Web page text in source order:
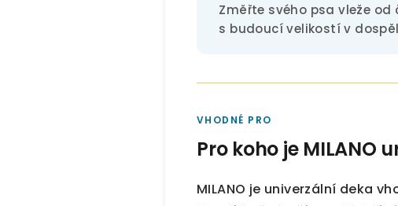
Změřte svého psa vleže
s budoucí velikostí v
VHODNÉ PRO
Pro koho je MILANO
MILANO je univerzální deka